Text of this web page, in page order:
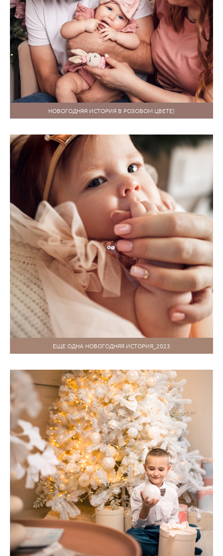
НОВОГОДНЯЯ ИСТОРИЯ В РОЗОВОМ ЦВЕТЕ)
ЕЩЕ ОДНА НОВОГОДНЯЯ ИСТОРИЯ_2023